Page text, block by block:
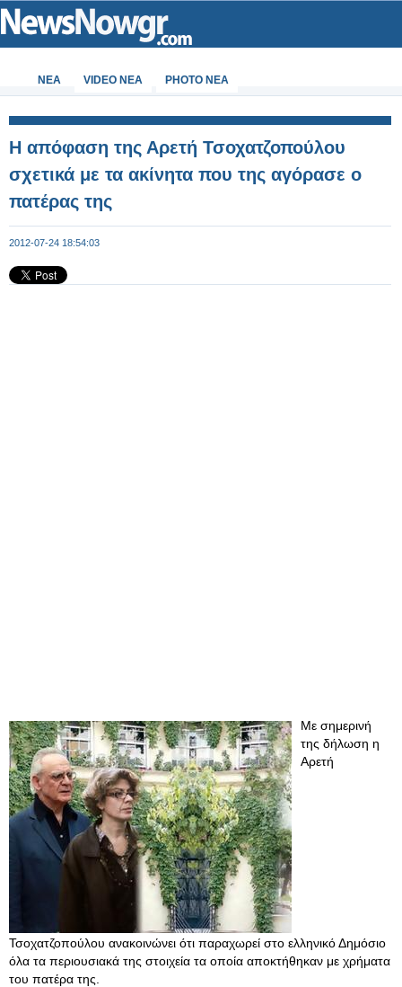
ΝΕΑ VIDEO NEA PHOTO NEA
Η απόφαση της Αρετή Τσοχατζοπούλου
σχετικά με τα ακίνητα που της αγόρασε ο
πατέρας της
2012-07-24 18:54:03
Με σημερινή
της δήλωση η
Αρετή
Τσοχατζοπούλου ανακοινώνει ότι παραχωρεί στο ελληνικό Δημόσιο
όλα τα περιουσιακά της στοιχεία τα οποία αποκτήθηκαν με χρήματα
του πατέρα της.